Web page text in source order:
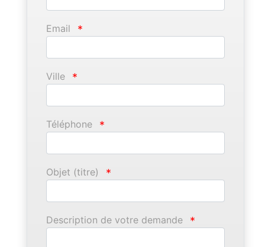
Email *
Ville *
Téléphone *
Objet (titre) *
Description de votre demande *